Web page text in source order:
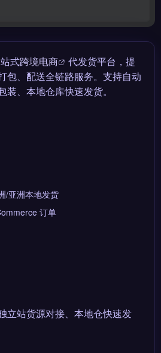
式跨境电商
代发货平台，提
包、配送全链路服务。支持自动
、本地仓库快速发货。
/亚洲本地发货
订单
立站货源对接、本地仓快速发